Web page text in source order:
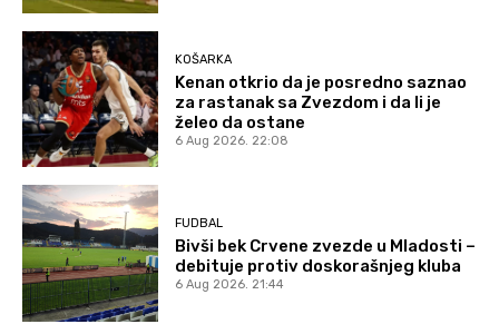
KOŠARKA
Kenan otkrio da je posredno saznao
za rastanak sa Zvezdom i da li je
želeo da ostane
6 Aug 2026. 22:08
FUDBAL
Bivši bek Crvene zvezde u Mladosti –
debituje protiv doskorašnjeg kluba
6 Aug 2026. 21:44